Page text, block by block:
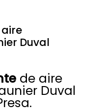
Duval
de aire
Duval